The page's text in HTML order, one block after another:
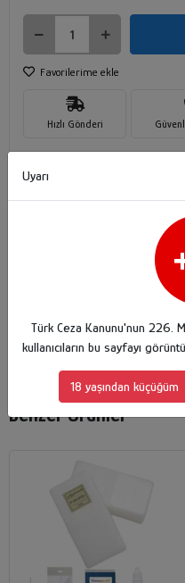
Favorilerime ekle
Hızlı Gönderi
Garanti ve
Ürün Özellikleri:En: 350
Benzer Ürünler
Uyarı
Türk Ceza Kanunu'nun 226.
kullanıcıların bu sayfayı
18 yaşından küçüğüm